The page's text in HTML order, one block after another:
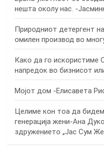
нешта околу нас. -
Природниот детергент
омилен производ во
Како да го искористиме
напредок во бизнисот
Мојот дом -Елисавета
Целиме кон тоа да
генерација жени-Ана
здружението „Јас Сум